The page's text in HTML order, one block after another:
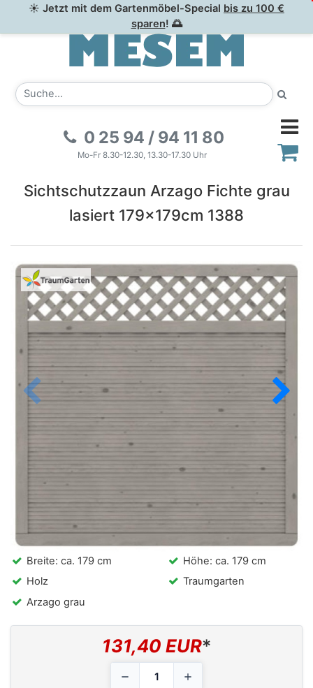
☀ Jetzt mit dem Gartenmöbel-Special bis zu 100 €
sparen! 🌅
0 25 94 / 94 11 80
Mo-Fr 8.30-12.30, 13.30-17.30 Uhr
Sichtschutzzaun Arzago Fichte grau
lasiert 179x179cm 1388
Breite: ca. 179 cm
Höhe: ca. 179 cm
Holz
Traumgarten
Arzago grau
131,40 EUR*